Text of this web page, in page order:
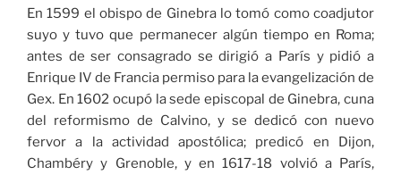
En 1599 el obispo de Ginebra lo tomó como coadjutor
suyo y tuvo que permanecer algún tiempo en Roma;
antes de ser consagrado se dirigió a París y pidió a
Enrique IV de Francia permiso para la evangelización de
Gex. En 1602 ocupó la sede episcopal de Ginebra, cuna
del reformismo de Calvino, y se dedicó con nuevo
fervor a la actividad apostólica; predicó en Dijon,
Chambéry y Grenoble, y en 1617-18 volvió a París,